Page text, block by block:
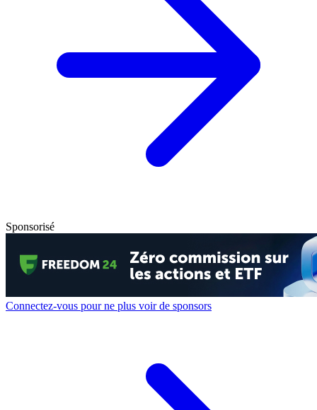
Sponsorisé
Connectez-vous pour ne plus voir de sponsors